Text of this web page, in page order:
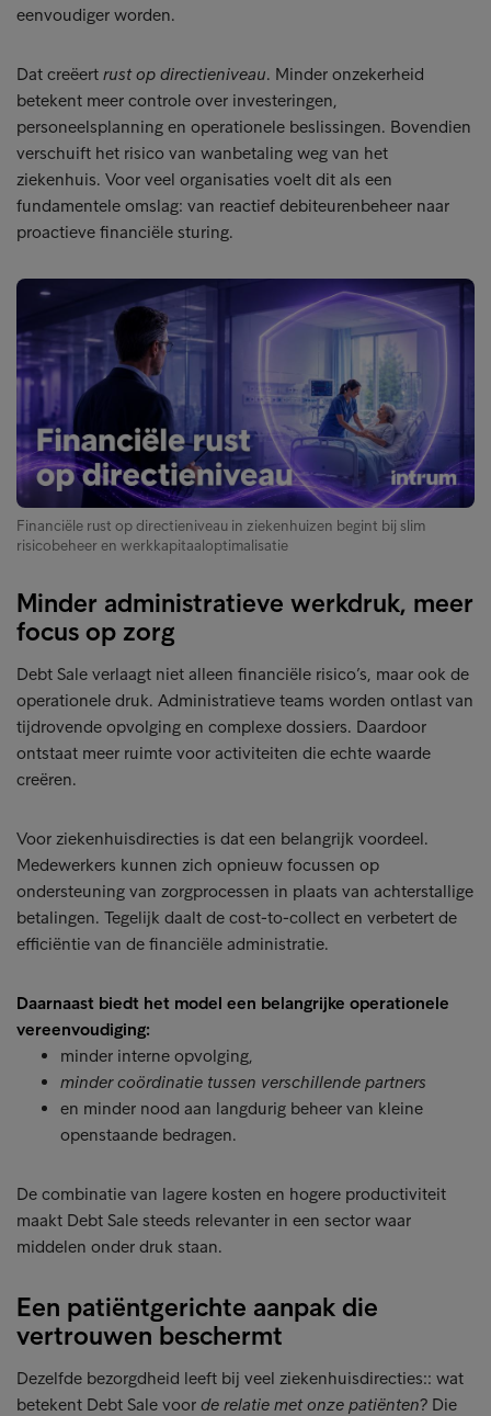
eenvoudiger worden.
Dat creëert rust op directieniveau. Minder onzekerheid
betekent meer controle over investeringen,
personeelsplanning en operationele beslissingen. Bovendien
verschuift het risico van wanbetaling weg van het
ziekenhuis. Voor veel organisaties voelt dit als een
fundamentele omslag: van reactief debiteurenbeheer naar
proactieve financiële sturing.
Financiële rust op directieniveau in ziekenhuizen begint bij slim
risicobeheer en werkkapitaaloptimalisatie
Minder administratieve werkdruk, meer
focus op zorg
Debt Sale verlaagt niet alleen financiële risico’s, maar ook de
operationele druk. Administratieve teams worden ontlast van
tijdrovende opvolging en complexe dossiers. Daardoor
ontstaat meer ruimte voor activiteiten die echte waarde
creëren.
Voor ziekenhuisdirecties is dat een belangrijk voordeel.
Medewerkers kunnen zich opnieuw focussen op
ondersteuning van zorgprocessen in plaats van achterstallige
betalingen. Tegelijk daalt de cost-to-collect en verbetert de
efficiëntie van de financiële administratie.
Daarnaast biedt het model een belangrijke operationele
vereenvoudiging:
minder interne opvolging,
minder coördinatie tussen verschillende partners
en minder nood aan langdurig beheer van kleine
openstaande bedragen.
De combinatie van lagere kosten en hogere productiviteit
maakt Debt Sale steeds relevanter in een sector waar
middelen onder druk staan.
Een patiëntgerichte aanpak die
vertrouwen beschermt
Dezelfde bezorgdheid leeft bij veel ziekenhuisdirecties:: wat
betekent Debt Sale voor de relatie met onze patiënten? Die